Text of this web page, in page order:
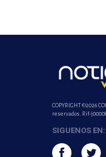
COPYRIGHT ©2026
reservados. Rif-
SIGUENOS EN: